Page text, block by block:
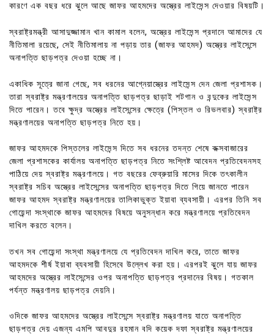
কারণে এক বছর ধরে ঝুলে আছে জাফর আহমদের অস্ত্রের লাইসেন্স দেওয়ার বিষয়টি।
স্বরাষ্ট্রমন্ত্রী আসাদুজ্জামান খান কামাল বলেন, অস্ত্রের লাইসেন্স প্রদানে আমাদের যে
নীতিমালা রয়েছে, সেই নীতিমালায় না পড়ায় তার (জাফর আহমদ) অস্ত্রের লাইসেন্সে
অনাপত্তি ছাড়পত্র দেওয়া হচ্ছে না।
একাধিক সূত্রে জানা গেছে, সব ধরনের আগ্নেয়াস্ত্রের লাইসেন্স দেন জেলা প্রশাসক।
তারা স্বরাষ্ট্র মন্ত্রণালয়ের অনাপত্তি ছাড়পত্র ছাড়াই শটগান ও বন্দুকের লাইসেন্স
দিতে পারেন। তবে ক্ষুদ্র অস্ত্রের লাইসেন্সের ক্ষেত্রে (পিস্তল ও রিভলবার) স্বরাষ্ট্র
মন্ত্রণালয়ের অনাপত্তি ছাড়পত্র নিতে হয়।
জাফর আহমদকে পিস্তলের লাইসেন্স দিতে সব ধরনের তদন্ত শেষে কক্সবাজারের
জেলা প্রশাসকের কার্যালয় অনাপত্তি ছাড়পত্র নিতে সংশ্লিষ্ট আবেদন প্রতিবেদনসহ
পাঠিয়ে দেয় স্বরাষ্ট্র মন্ত্রণালয়ে। গত বছরের ফেব্রুয়ারি মাসের দিকে তৎকালীন
স্বরাষ্ট্র সচিব অস্ত্রের লাইসেন্সের অনাপত্তি ছাড়পত্র দিতে গিয়ে জানতে পারেন
জাফর আহমদ স্বরাষ্ট্র মন্ত্রণালয়ের তালিকাভুক্ত ইয়াবা ব্যবসায়ী। এরপর তিনি সব
গোয়েন্দা সংস্থাকে জাফর আহমদের বিষয়ে অনুসন্ধান করে মন্ত্রণালয়ে প্রতিবেদন
দাখিল করতে বলেন।
তখন সব গোয়েন্দা সংস্থা মন্ত্রণালয়ে যে প্রতিবেদন দাখিল করে, তাতে জাফর
আহমদকে শীর্ষ ইয়াবা ব্যবসায়ী হিসেবে উল্লেখ করা হয়। এরপরই ঝুলে যায় জাফর
আহমদের অস্ত্রের লাইসেন্সের ওপর অনাপত্তি ছাড়পত্র প্রদানের বিষয়। গতকাল
পর্যন্ত মন্ত্রণালয় ছাড়পত্র দেয়নি।
ওদিকে জাফর আহমদের অস্ত্রের লাইসেন্সে স্বরাষ্ট্র মন্ত্রণালয় যাতে অনাপত্তি
ছাড়পত্র দেয় এজন্য এমপি আবদুর রহমান বদি কয়েক দফা স্বরাষ্ট্র মন্ত্রণালয়ের